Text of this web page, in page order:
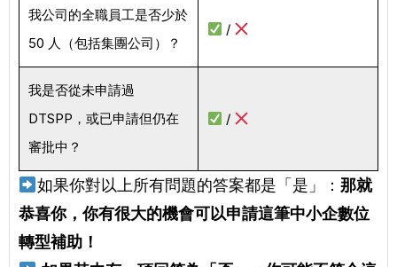
我公司的全職員工是否少於
50 人（包括集團公司）？
/
我是否從未申請過
DTSPP，或已申請但仍在
審批中？
/
如果你對以上所有問題的答案都是「是」： 那就
恭喜你，你有很大的機會可以申請這筆中小企數位
轉型補助！